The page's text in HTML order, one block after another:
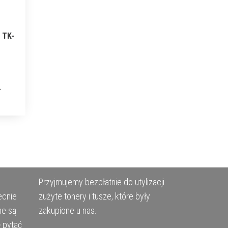
TK-
są
pytać
Przyjmujemy bezpłatnie do utylizacji
zużyte tonery i tusze, które były
zakupione u nas.